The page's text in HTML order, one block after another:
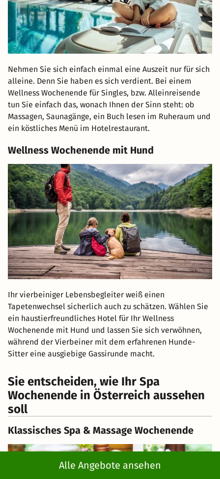
Alle Angebote ansehen
Nehmen Sie sich einfach einmal eine Auszeit nur für sich
alleine. Denn Sie haben es sich verdient. Bei einem
Wellness Wochenende für Singles, bzw. Alleinreisende
tun Sie einfach das, wonach Ihnen der Sinn steht: ob
Massagen, Saunagänge, ein Buch lesen im Ruheraum und
ein köstliches Menü im Hotelrestaurant.
Wellness Wochenende mit Hund
Ihr vierbeiniger Lebensbegleiter weiß einen
Tapetenwechsel sicherlich auch zu schätzen. Wählen Sie
ein haustierfreundliches Hotel für Ihr Wellness
Wochenende mit Hund und lassen Sie sich verwöhnen,
während der Vierbeiner mit dem erfahrenen Hunde-
Sitter eine ausgiebige Gassirunde macht.
Sie entscheiden, wie Ihr Spa
Wochenende in Österreich aussehen
soll
Klassisches Spa & Massage Wochenende